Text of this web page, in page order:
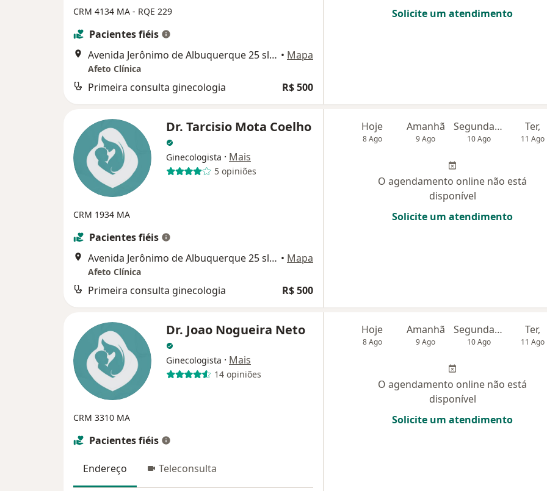
CRM 4134 MA - RQE 229
Pacientes fiéis
Avenida Jerônimo de Albuquerque 25 sl 332, São Luís • Mapa
Afeto Clínica
Primeira consulta ginecologia R$ 500
Solicite um atendimento
Dr. Tarcisio Mota Coelho
Ginecologista · Mais
5 opiniões
CRM 1934 MA
Pacientes fiéis
Avenida Jerônimo de Albuquerque 25 sl 332, São Luís • Mapa
Afeto Clínica
Primeira consulta ginecologia R$ 500
Hoje
8 Ago
Amanhã
9 Ago
Segunda-feira
10 Ago
Ter,
11 Ago
O agendamento online não está
disponível
Solicite um atendimento
Dr. Joao Nogueira Neto
Ginecologista · Mais
14 opiniões
CRM 3310 MA
Pacientes fiéis
Endereço Teleconsulta
Hoje
8 Ago
Amanhã
9 Ago
Segunda-feira
10 Ago
Ter,
11 Ago
O agendamento online não está
disponível
Solicite um atendimento